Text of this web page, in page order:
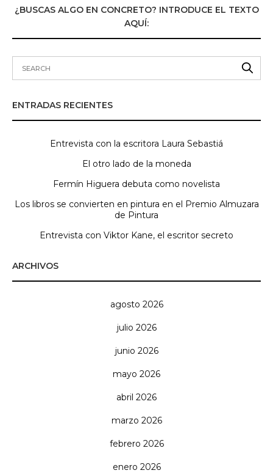
¿BUSCAS ALGO EN CONCRETO? INTRODUCE EL TEXTO
AQUÍ:
ENTRADAS RECIENTES
Entrevista con la escritora Laura Sebastiá
El otro lado de la moneda
Fermín Higuera debuta como novelista
Los libros se convierten en pintura en el Premio Almuzara
de Pintura
Entrevista con Viktor Kane, el escritor secreto
ARCHIVOS
agosto 2026
julio 2026
junio 2026
mayo 2026
abril 2026
marzo 2026
febrero 2026
enero 2026